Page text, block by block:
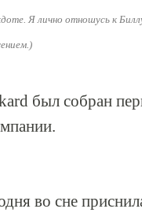
Я лично отношусь к
был собран
во сне